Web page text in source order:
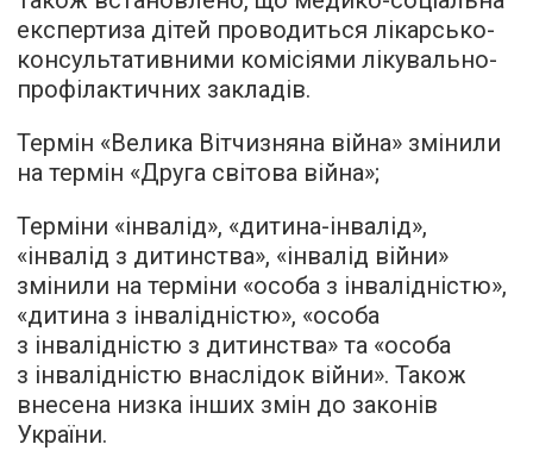
експертиза дітей проводиться лікарсько-
консультативними комісіями лікувально-
профілактичних закладів.
Термін «Велика Вітчизняна війна» змінили
на термін «Друга світова війна»;
Терміни «інвалід», «дитина-інвалід»,
«інвалід з дитинства», «інвалід війни»
змінили на терміни «особа з інвалідністю»,
«дитина з інвалідністю», «особа
з інвалідністю з дитинства» та «особа
з інвалідністю внаслідок війни». Також
внесена низка інших змін до законів
України.